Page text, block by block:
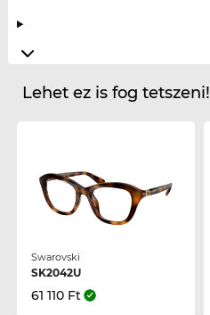
Lehet ez is fog tetszeni!
Swarovski
SK2042U
61 110 Ft